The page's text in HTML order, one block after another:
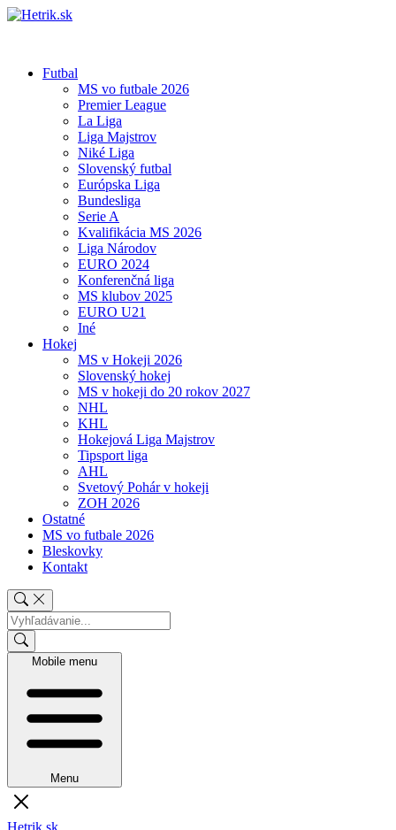
Futbal
MS vo futbale 2026
Premier League
La Liga
Liga Majstrov
Niké Liga
Slovenský futbal
Európska Liga
Bundesliga
Serie A
Kvalifikácia MS 2026
Liga Národov
EURO 2024
Konferenčná liga
MS klubov 2025
EURO U21
Iné
Hokej
MS v Hokeji 2026
Slovenský hokej
MS v hokeji do 20 rokov 2027
NHL
KHL
Hokejová Liga Majstrov
Tipsport liga
AHL
Svetový Pohár v hokeji
ZOH 2026
Ostatné
MS vo futbale 2026
Bleskovky
Kontakt
Mobile menu
Menu
Hetrik.sk